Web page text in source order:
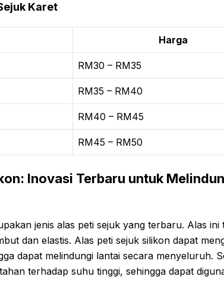
Karet
Harga
RM30 – RM35
RM35 – RM40
RM40 – RM45
RM45 – RM50
Inovasi Terbaru untuk
jenis alas peti sejuk yang terbaru. Alas ini
dan elastis. Alas peti sejuk silikon dapat
dapat melindungi lantai secara menyeluruh.
terhadap suhu tinggi, sehingga dapat